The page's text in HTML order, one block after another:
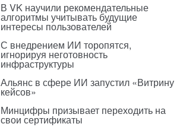
В VK научили рекомендательные
алгоритмы учитывать будущие
интересы пользователей
С внедрением ИИ торопятся,
игнорируя неготовность
инфраструктуры
Альянс в сфере ИИ запустил «Витрину
кейсов»
Минцифры призывает переходить на
свои сертификаты